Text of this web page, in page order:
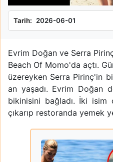
Tarih: 2026-06-01
Evrim Doğan ve Serra
Beach Of Momo'da açtı.
üzereyken Serra Pirinç'in
an yaşadı. Evrim Doğan
bikinisini bağladı. İki
çıkarıp restoranda yemek